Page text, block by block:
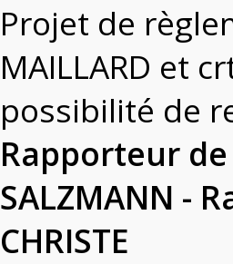
Projet de
MAILLARD et
possibilité de
Rapporteur
SALZMANN -
CHRISTE